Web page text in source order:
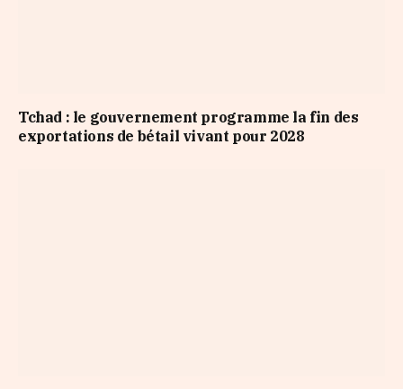
Tchad : le gouvernement programme la fin des
exportations de bétail vivant pour 2028